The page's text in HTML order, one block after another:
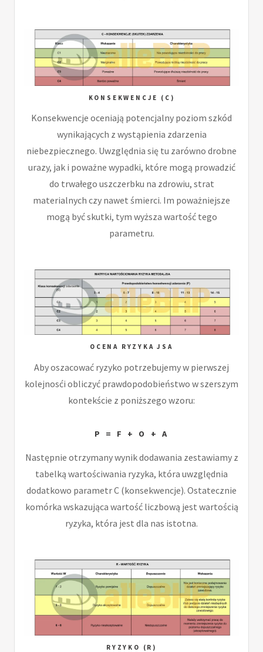
KONSEKWENCJE (C)
Konsekwencje oceniają potencjalny poziom szkód
wynikających z wystąpienia zdarzenia
niebezpiecznego. Uwzględnia się tu zarówno drobne
urazy, jak i poważne wypadki, które mogą prowadzić
do trwałego uszczerbku na zdrowiu, strat
materialnych czy nawet śmierci. Im poważniejsze
mogą być skutki, tym wyższa wartość tego
parametru.
OCENA RYZYKA JSA
Aby oszacować ryzyko potrzebujemy w pierwszej
kolejnosći obliczyć prawdopodobieństwo w szerszym
kontekście z poniższego wzoru:
P = F + O + A
Następnie otrzymany wynik dodawania zestawiamy z
tabelką wartościwania ryzyka, która uwzględnia
dodatkowo parametr C (konsekwencje). Ostatecznie
komórka wskazująca wartość liczbową jest wartością
ryzyka, która jest dla nas istotna.
RYZYKO (R)